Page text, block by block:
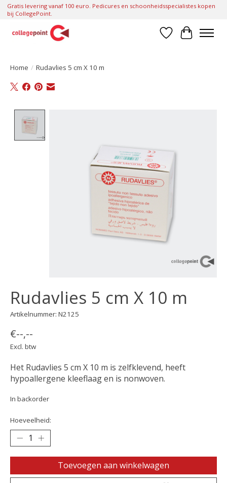
Gratis levering vanaf 100 euro. Pedicures en schoonheidsspecialistes kopen
bij CollegePoint.
Verlanglijst
Home / Rudavlies 5 cm X 10 m
Rudavlies 5 cm X 10 m
Artikelnummer: N2125
€--,--
Excl. btw
Het Rudavlies 5 cm X 10 m is zelfklevend, heeft
hypoallergene kleeflaag en is nonwoven.
In backorder
Hoeveelheid:
Toevoegen aan winkelwagen